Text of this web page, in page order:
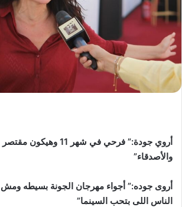
أروي جودة:” فرحي في شهر 11
والأصدقاء”
أروى جوده:” أجواء مهرجان الجونة بسيطه
الناس اللى بتحب السينما”